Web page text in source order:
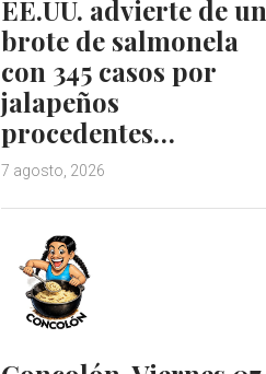
EE.UU. advierte de un
brote de salmonela
con 345 casos por
jalapeños
procedentes…
7 agosto, 2026